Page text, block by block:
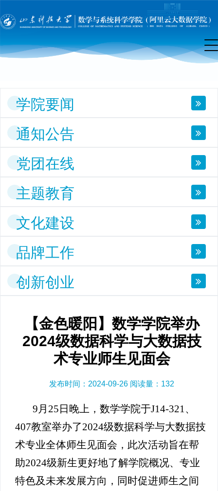
院
页
学院要闻
通知公告
党团在线
主题教育
文化建设
品牌工作
创新创业
【金色暖阳】数学学院举办
2024级数据科学与大数据技
术专业师生见面会
发布时间：2024-09-26 阅读量： 132
9月25日晚上，数学学院于J14-321、
407教室举办了2024级数据科学与大数据技
术专业全体师生见面会，此次活动旨在帮
助2024级新生更好地了解学院概况、专业
特色及未来发展方向，同时促进师生之间